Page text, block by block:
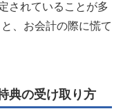
されていることが多
、お会計の際に慌て
典の受け取り方